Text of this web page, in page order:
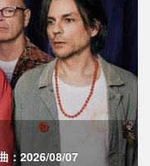
：2026/08/07